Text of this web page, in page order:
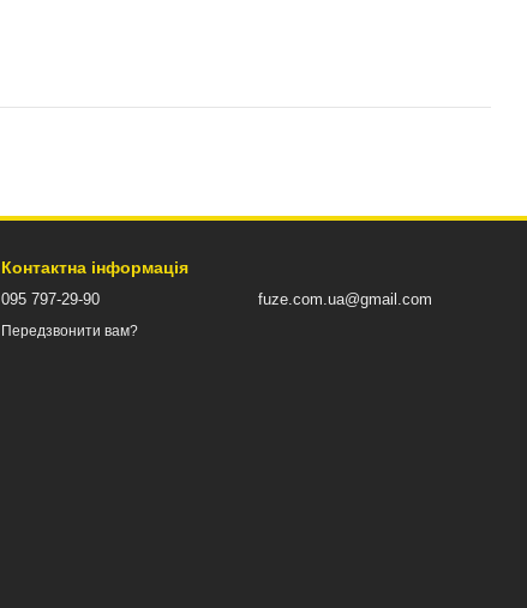
Контактна інформація
095 797-29-90
Передзвонити вам?
fuze.com.ua@gmail.com